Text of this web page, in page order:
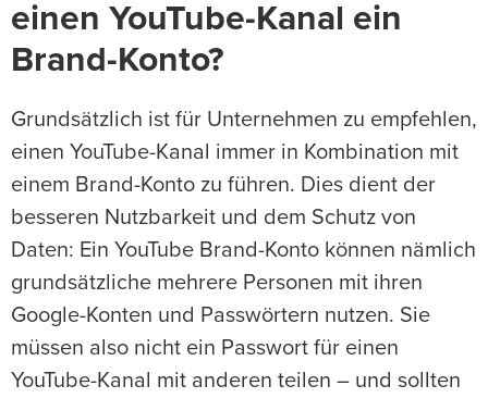
einen YouTube-Kanal ein
Brand-Konto?
Grundsätzlich ist für Unternehmen zu empfehlen,
einen YouTube-Kanal immer in Kombination mit
einem Brand-Konto zu führen. Dies dient der
besseren Nutzbarkeit und dem Schutz von
Daten: Ein YouTube Brand-Konto können nämlich
grundsätzliche mehrere Personen mit ihren
Google-Konten und Passwörtern nutzen. Sie
müssen also nicht ein Passwort für einen
YouTube-Kanal mit anderen teilen – und sollten